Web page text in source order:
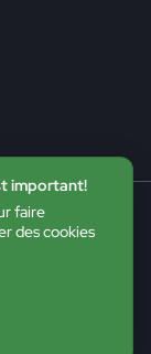
important!
faire
des cookies